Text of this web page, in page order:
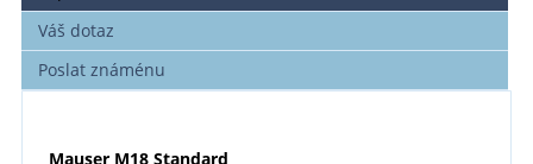
Váš dotaz
Poslat známénu
Mauser M18 Standard